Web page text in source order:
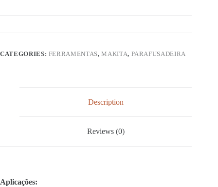
CATEGORIES: FERRAMENTAS,MAKITA, PARAFUSADEIRA
Description
Reviews (0)
Aplicações: